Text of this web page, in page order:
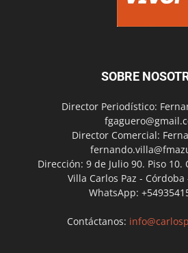
SOBRE
Director Periodístico:
Director Comercial:
Dirección: 9 de Julio 90. Piso 10.
Villa Carlos Paz -
WhatsApp:
Contáctanos: